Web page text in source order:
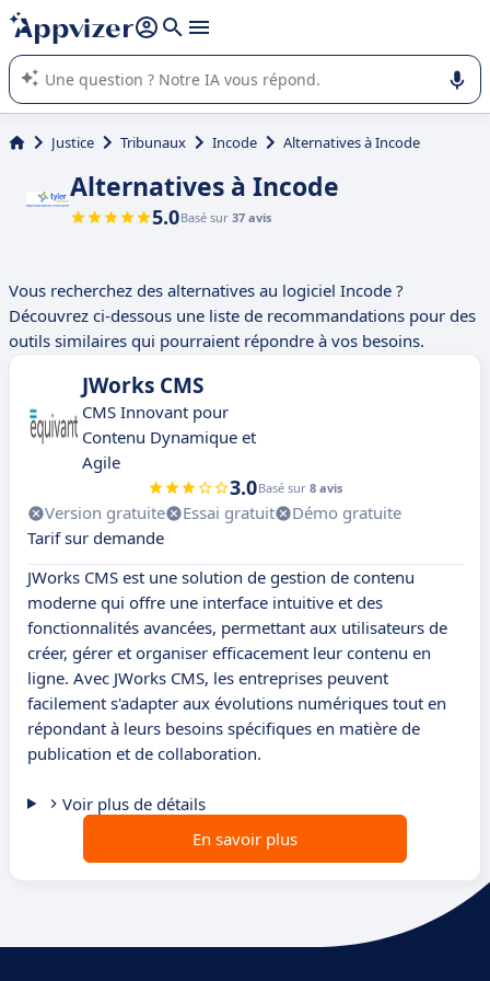
répondre (plusieurs lignes avec
L'IA de Appvizer vous guide dans l'utilisation ou la sélection de
logiciel SaaS en entreprise.
Justice Tribunaux Incode Alternatives à Incode
Alternatives à Incode
5.0Basé sur 37 avis
Vous recherchez des alternatives au logiciel Incode ?
Découvrez ci-dessous une liste de recommandations pour des
outils similaires qui pourraient répondre à vos besoins.
JWorks CMS
CMS Innovant pour
Contenu Dynamique et
Agile
3.0Basé sur 8 avis
Version gratuite Essai gratuit
Démo gratuite
Tarif sur demande
JWorks CMS est une solution de gestion de contenu
moderne qui offre une interface intuitive et des
fonctionnalités avancées, permettant aux utilisateurs de
créer, gérer et organiser efficacement leur contenu en
ligne. Avec JWorks CMS, les entreprises peuvent
facilement s'adapter aux évolutions numériques tout en
répondant à leurs besoins spécifiques en matière de
publication et de collaboration.
Voir plus de détails
En savoir plus